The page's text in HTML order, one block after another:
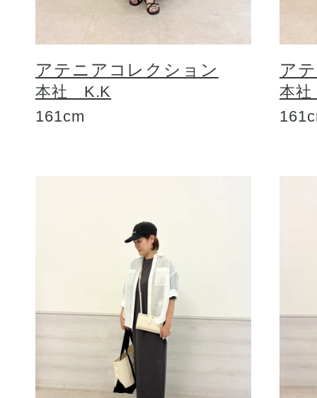
アテニアコレクション
本社 K.K
161cm
ア
本